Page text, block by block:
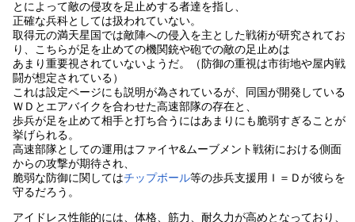
とによって敵の侵攻を足止めする者達を指し、
正確な兵科としては扱われていない。
取得元の満天星国では敵陣への侵入を主とした戦術が研究されてお
り、こちらが足を止めての機関銃や砲での敵の足止めは
あまり重要視されていないようだ。（防御の重視は市街地や屋内戦
闘が想定されている）
これは設定ページにも説明が為されているが、同国が開発している
ＷＤとエアバイクを合わせた高速部隊の存在と、
歩兵が足を止めて相手と打ち合うにはあまりにも脆弱すぎることが
挙げられる。
高速部隊としての運用はファイヤ&ムーブメント戦術における側面
からの攻撃が期待され、
脆弱な防御に関してはチップボール等の歩兵支援用Ｉ＝Ｄが彼らを
守るだろう。
アイドレス性能的には、体格、筋力、耐久力が高めとなっており、